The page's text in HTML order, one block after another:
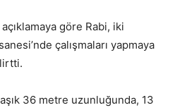
göre Rabi, iki
çalışmaları yapmaya
36 metre uzunluğunda, 13